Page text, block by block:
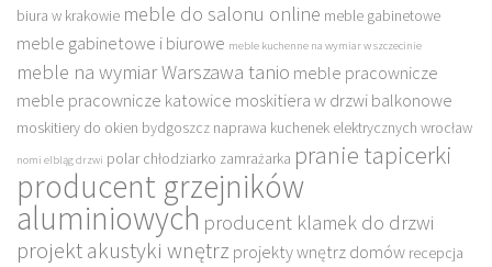
biura w krakowie meble do salonu online meble gabinetowe
meble gabinetowe i biurowe meble kuchenne na wymiar w szczecinie
meble na wymiar Warszawa tanio meble pracownicze
meble pracownicze katowice moskitiera w drzwi balkonowe
moskitiery do okien bydgoszcz naprawa kuchenek elektrycznych wrocław
nomi elbląg drzwi polar chłodziarko zamrażarka pranie tapicerki
producent grzejników
aluminiowych producent klamek do drzwi
projekt akustyki wnętrz projekty wnętrz domów recepcja